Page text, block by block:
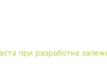
при разработке